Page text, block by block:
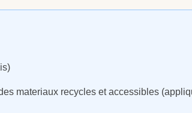
materiaux recycles et accessibles